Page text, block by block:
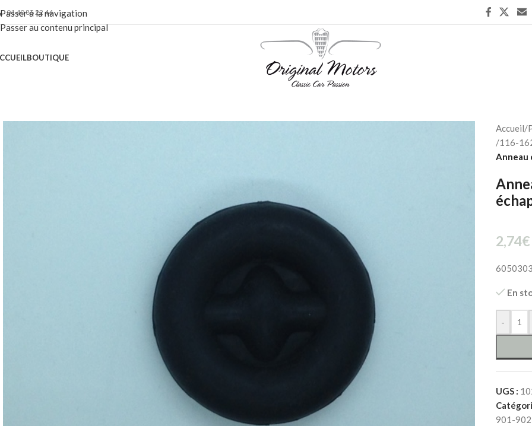
Passer à la navigation
Passer au contenu principal
01 40 86 22 44
BOUTIQUE
Accueil/
/116-
Anneau
2,74€
En
-
UGS :
901-